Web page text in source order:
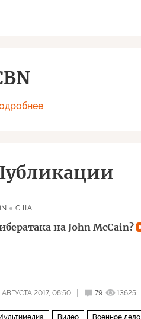
США
на John McCain?
АВГУСТА 2017, 08:50 79 13625
Видео Военное дело